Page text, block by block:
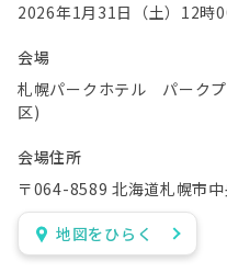
2026年1月31日（土）12時
会場
札幌パークホテル パーク
区)
会場住所
〒064-8589 北海道札幌市
地図をひらく